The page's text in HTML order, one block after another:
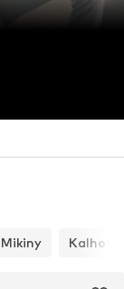
Mikiny Kalhoty